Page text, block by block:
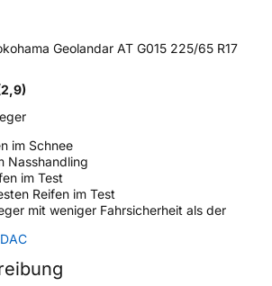
AT G015
Geolandar AT G015 225/65 R17
im Schnee
Nasshandling
im Test
Reifen im Test
mit weniger Fahrsicherheit als der